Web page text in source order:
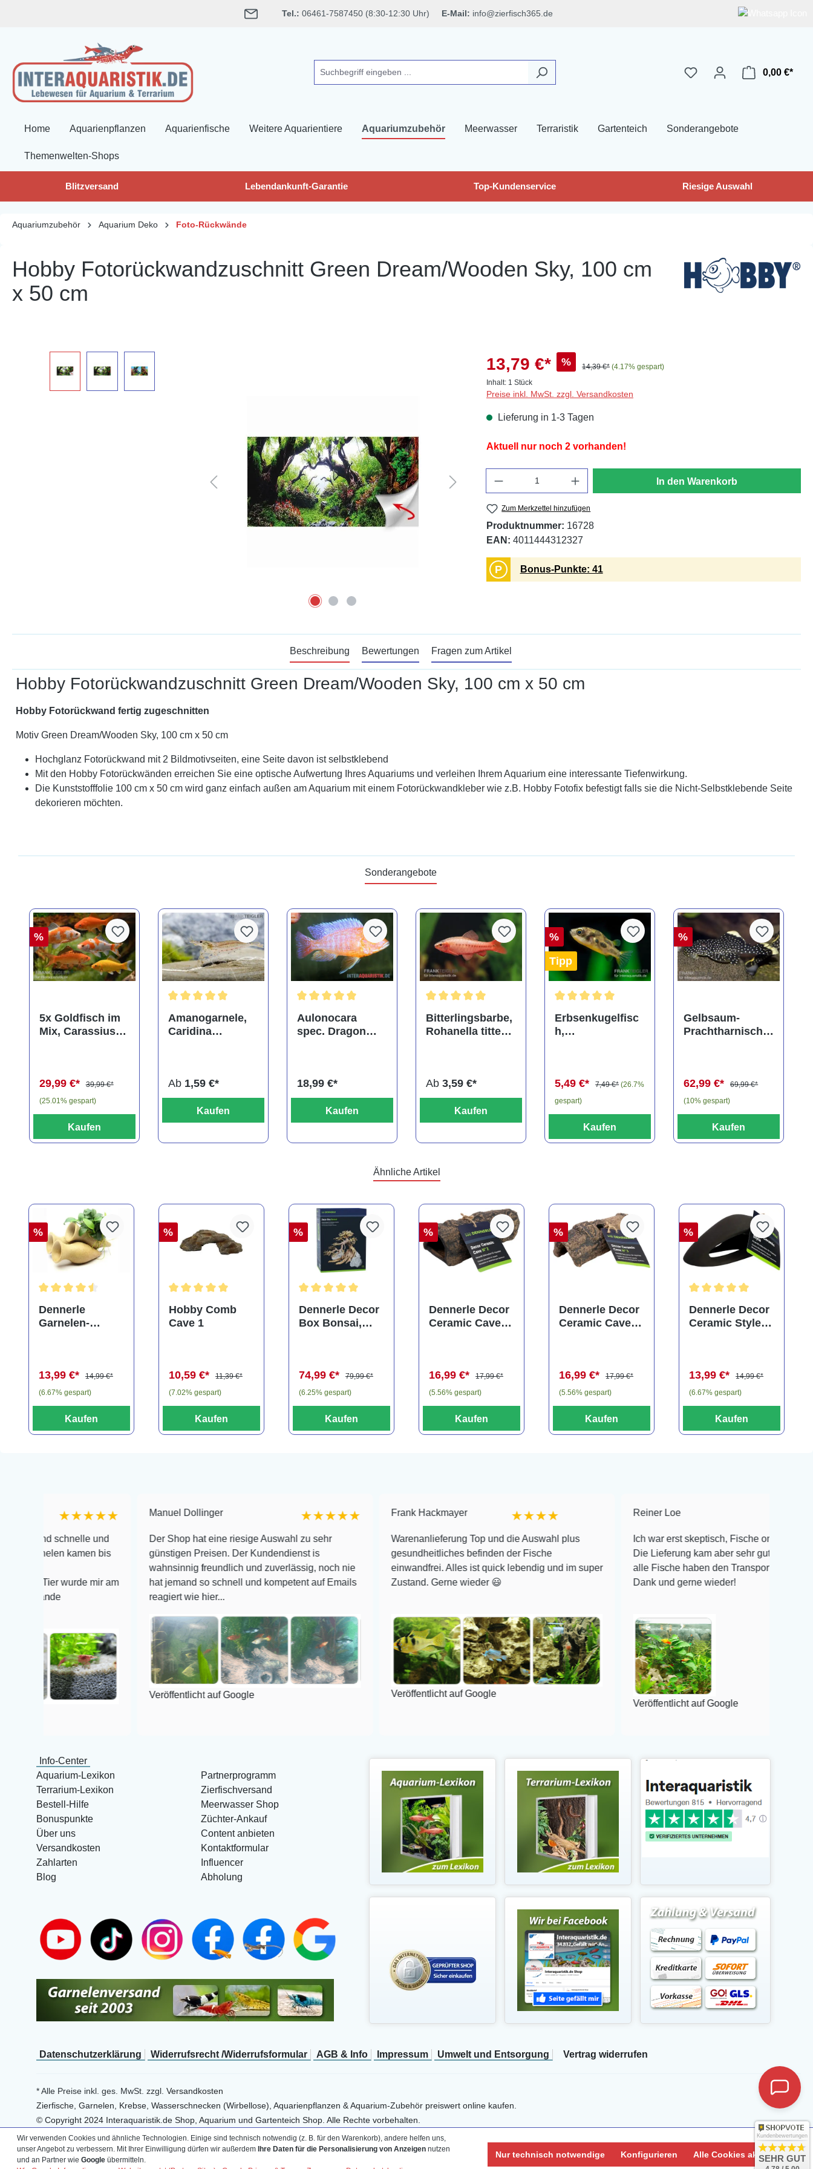
Tel.: 06461-7587450 (8:30-12:30 Uhr) E-Mail: info@zierfisch365.de
0,00 €*
Home Aquarienpflanzen Aquarienfische Weitere Aquarientiere Aquariumzubehör Meerwasser Terraristik Gartenteich Sonderangebote
Themenwelten-Shops
Blitzversand Lebendankunft-Garantie Top-Kundenservice Riesige Auswahl
Aquariumzubehör Aquarium Deko Foto-Rückwände
Hobby Fotorückwandzuschnitt Green Dream/Wooden Sky, 100 cm
x 50 cm
13,79 €* % 14,39 €* (4.17% gespart)
Inhalt: 1 Stück
Preise inkl. MwSt. zzgl. Versandkosten
Lieferung in 1-3 Tagen
Aktuell nur noch 2 vorhanden!
In den Warenkorb
Zum Merkzettel hinzufügen
Produktnummer: 16728
EAN: 4011444312327
P Bonus-Punkte: 41
Beschreibung Bewertungen Fragen zum Artikel
Hobby Fotorückwandzuschnitt Green Dream/Wooden Sky, 100 cm x 50 cm
Hobby Fotorückwand fertig zugeschnitten
Motiv Green Dream/Wooden Sky, 100 cm x 50 cm
Hochglanz Fotorückwand mit 2 Bildmotivseiten, eine Seite davon ist selbstklebend
Mit den Hobby Fotorückwänden erreichen Sie eine optische Aufwertung Ihres Aquariums und verleihen Ihrem Aquarium eine interessante Tiefenwirkung.
Die Kunststofffolie 100 cm x 50 cm wird ganz einfach außen am Aquarium mit einem Fotorückwandkleber wie z.B. Hobby Fotofix befestigt falls sie die Nicht-Selbstklebende Seite
dekorieren möchten.
Sonderangebote
%
5x Goldfisch im
Mix, Carassius
29,99 €*
39,99 €*
(25.01% gespart)
Kaufen
Amanogarnele,
Caridina
Ab 1,59 €*
Kaufen
Aulonocara
spec. Dragon
18,99 €*
Kaufen
Bitterlingsbarbe,
Rohanella titteya,
Ab 3,59 €*
Kaufen
%
Tipp
Erbsenkugelfisc
h,
5,49 €*
7,49 €* (26.7%
gespart)
Kaufen
%
Gelbsaum-
Prachtharnischw
62,99 €*
69,99 €*
(10% gespart)
Kaufen
Ähnliche Artikel
%
Dennerle
Garnelen-
3er Tonamphore
13,99 €*
14,99 €*
(6.67% gespart)
Kaufen
%
Hobby Comb
Cave 1
10,59 €*
11,39 €*
(7.02% gespart)
Kaufen
%
Dennerle Decor
Box Bonsai,
74,99 €*
79,99 €*
(6.25% gespart)
Kaufen
%
Dennerle Decor
Ceramic Cave
16,99 €*
17,99 €*
(5.56% gespart)
Kaufen
%
Dennerle Decor
Ceramic Cave
16,99 €*
17,99 €*
(5.56% gespart)
Kaufen
%
Dennerle Decor
Ceramic Style,
13,99 €*
14,99 €*
(6.67% gespart)
Kaufen
★★★★★
schnelle und
kamen bis
wurde mir am
Manuel Dollinger ★★★★★
Der Shop hat eine riesige Auswahl zu sehr
günstigen Preisen. Der Kundendienst is
wahnsinnig freundlich und zuverlässig, noch nie
hat jemand so schnell und kompetent auf Emails
reagiert wie hier...
Veröffentlicht auf Google
Frank Hackmayer ★★★★
Warenanlieferung Top und die Auswahl plus
gesundheitliches befinden der Fische
einwandfrei. Alles ist quick lebendig und im super
Zustand. Gerne wieder 😃
Veröffentlicht auf Google
Reiner Loe
Ich war erst skeptisch, Fische online zu bestellen!
Die Lieferung kam aber sehr gut verpackt an und
alle Fische haben den Transport überlebt! Vielen
Dank und gerne wieder!
Veröffentlicht auf Google
Info-Center
Aquarium-Lexikon
Terrarium-Lexikon
Bestell-Hilfe
Bonuspunkte
Über uns
Versandkosten
Zahlarten
Blog
Partnerprogramm
Zierfischversand
Meerwasser Shop
Züchter-Ankauf
Content anbieten
Kontaktformular
Influencer
Abholung
Daten­schutz­erklärung Widerrufs­recht /Widerrufs­formular AGB & Info Impressum Umwelt und Entsorgung Vertrag widerrufen
* Alle Preise inkl. ges. MwSt. zzgl. Versandkosten
Zierfische, Garnelen, Krebse, Wasserschnecken (Wirbellose), Aquarienpflanzen & Aquarium-Zubehör preiswert online kaufen.
© Copyright 2024 Interaquaristik.de Shop, Aquarium und Gartenteich Shop. Alle Rechte vorbehalten.
Wir verwenden Cookies und ähnliche Technologien. Einige sind technisch notwendig (z. B. für den Warenkorb), andere helfen uns,
unser Angebot zu verbessern. Mit Ihrer Einwilligung dürfen wir außerdem Ihre Daten für die Personalisierung von Anzeigen nutzen
und an Partner wie Google übermitteln.
Nur technisch notwendige Konfigurieren Alle Cookies akzeptieren
Kundenbewertungen
SEHR GUT